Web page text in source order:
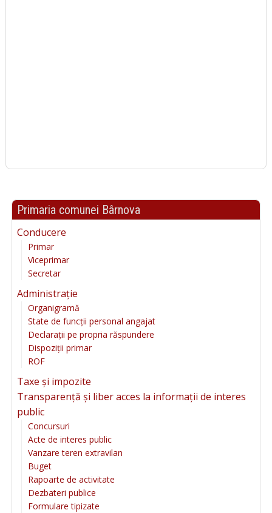
Primaria comunei Bârnova
Conducere
Primar
Viceprimar
Secretar
Administrație
Organigramă
State de funcții personal angajat
Declarații pe propria răspundere
Dispoziții primar
ROF
Taxe și impozite
Transparență și liber acces la informații de interes
public
Concursuri
Acte de interes public
Vanzare teren extravilan
Buget
Rapoarte de activitate
Dezbateri publice
Formulare tipizate